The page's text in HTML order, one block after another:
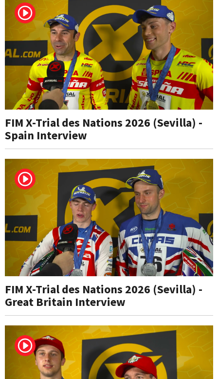
FIM X-Trial des Nations 2026 (Sevilla) -
Spain Interview
FIM X-Trial des Nations 2026 (Sevilla) -
Great Britain Interview